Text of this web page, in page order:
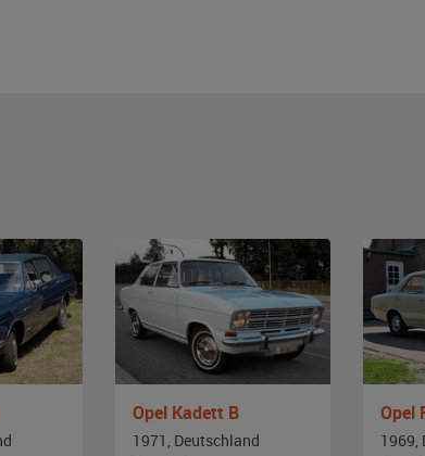
Opel Kadett B
1971, Deutschland
Opel
1969,